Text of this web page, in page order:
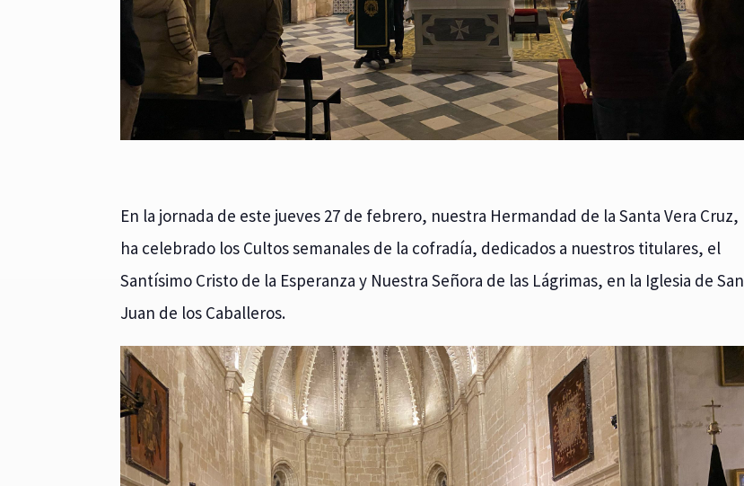
En la jornada de este jueves 27 de febrero, nuestra Hermandad de la Santa Vera Cruz,
ha celebrado los Cultos semanales de la cofradía, dedicados a nuestros titulares, el
Santísimo Cristo de la Esperanza y Nuestra Señora de las Lágrimas, en la Iglesia de San
Juan de los Caballeros.